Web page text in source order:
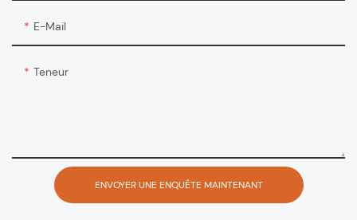
E-Mail
Teneur
ENVOYER UNE ENQUÊTE MAINTENANT